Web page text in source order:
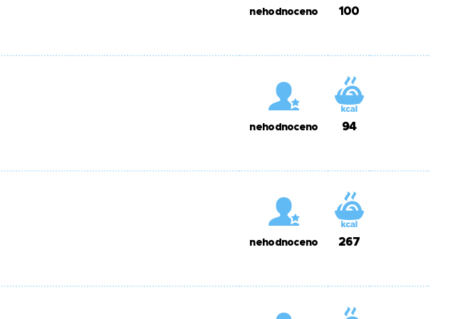
nehodnoceno 100
nehodnoceno 94
nehodnoceno 267